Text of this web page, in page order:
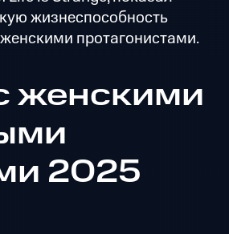
жизнеспособность
протагонистами.
женскими
2025